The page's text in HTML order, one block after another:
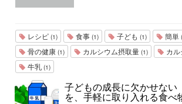
レシピ (1) 食事 (1) 子ども (1) 簡単
骨の健康 (1) カルシウム摂取量 (1) カ
牛乳 (1)
子どもの成長に欠かせない
を、手軽に取り入れる食べ